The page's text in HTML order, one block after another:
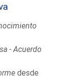
- Acuerdo
desde